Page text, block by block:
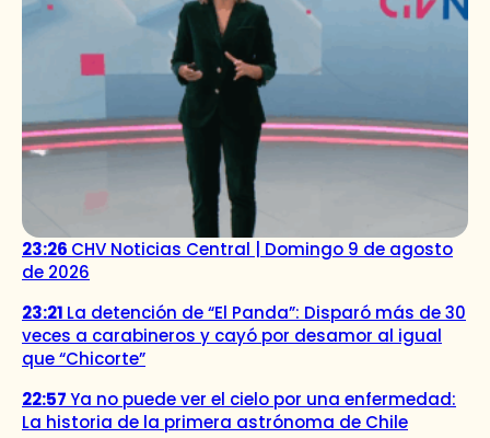
23:26 CHV Noticias Central | Domingo 9 de agosto
de 2026
23:21 La detención de “El Panda”: Disparó más de 30
veces a carabineros y cayó por desamor al igual
que “Chicorte”
22:57Ya no puede ver el cielo por una enfermedad:
La historia de la primera astrónoma de Chile